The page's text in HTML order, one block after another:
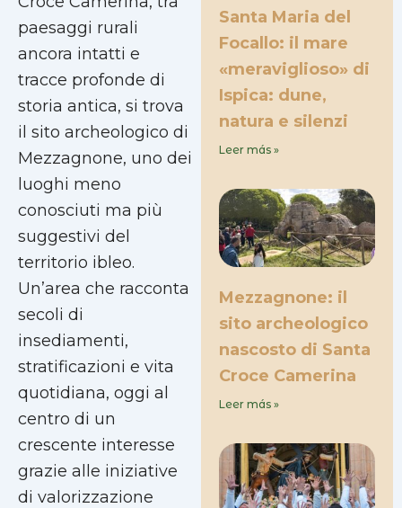
paesaggi rurali
ancora intatti e
tracce profonde di
storia antica, si trova
il sito archeologico di
Mezzagnone, uno dei
luoghi meno
conosciuti ma più
suggestivi del
territorio ibleo.
Un’area che racconta
secoli di
insediamenti,
stratificazioni e vita
quotidiana, oggi al
centro di un
crescente interesse
grazie alle iniziative
di valorizzazione
Santa Maria del
Focallo: il mare
«meraviglioso» di
Ispica: dune,
natura e silenzi
Leer más »
Mezzagnone: il
sito archeologico
nascosto di Santa
Croce Camerina
Leer más »